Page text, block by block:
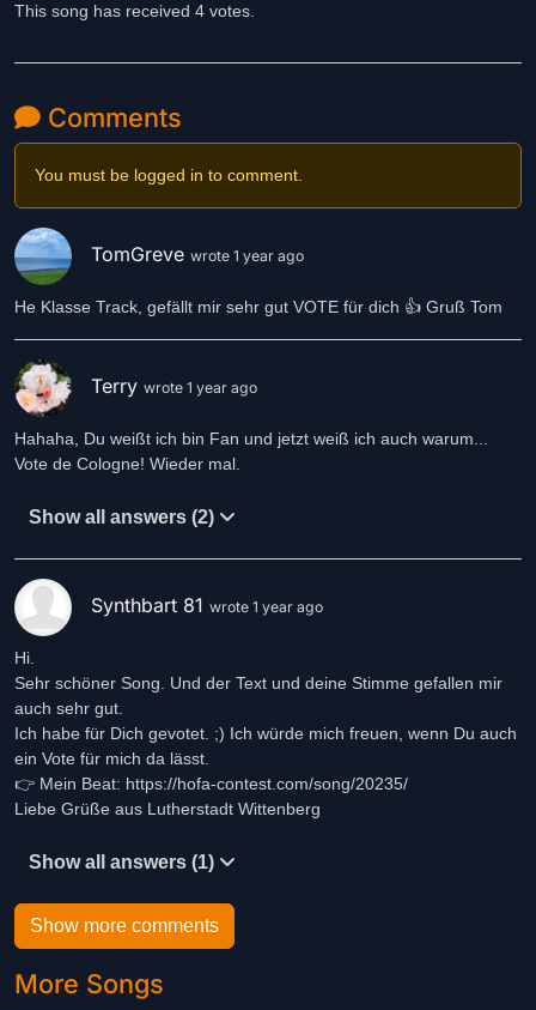
This song has received 4 votes.
Comments
You must be logged in to comment.
TomGreve wrote 1 year ago
He Klasse Track, gefällt mir sehr gut VOTE für dich 👍 Gruß Tom
Terry wrote 1 year ago
Hahaha, Du weißt ich bin Fan und jetzt weiß ich auch warum...
Vote de Cologne! Wieder mal.
Show all answers (2)
Synthbart 81 wrote 1 year ago
Hi.
Sehr schöner Song. Und der Text und deine Stimme gefallen mir
auch sehr gut.
Ich habe für Dich gevotet. ;) Ich würde mich freuen, wenn Du auch
ein Vote für mich da lässt.
👉 Mein Beat: https://hofa-contest.com/song/20235/
Liebe Grüße aus Lutherstadt Wittenberg
Show all answers (1)
Show more comments
More Songs